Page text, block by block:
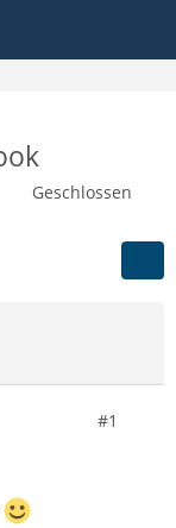
Geschlossen
#1